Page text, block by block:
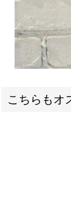
こちらもオ